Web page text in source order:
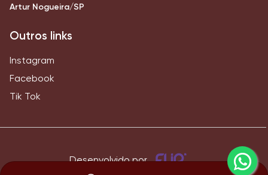
Artur Nogueira/SP
Outros links
Instagram
Facebook
Tik Tok
Desenvolvido por